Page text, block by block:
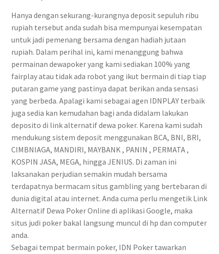
Hanya dengan sekurang-kurangnya deposit sepuluh ribu
rupiah tersebut anda sudah bisa mempunyai kesempatan
untuk jadi pemenang bersama dengan hadiah jutaan
rupiah. Dalam perihal ini, kami menanggung bahwa
permainan dewapoker yang kami sediakan 100% yang
fairplay atau tidak ada robot yang ikut bermain di tiap tiap
putaran game yang pastinya dapat berikan anda sensasi
yang berbeda. Apalagi kami sebagai agen IDNPLAY terbaik
juga sedia kan kemudahan bagi anda didalam lakukan
deposito di link alternatif dewa poker. Karena kami sudah
mendukung sistem deposit menggunakan BCA, BNI, BRI,
CIMBNIAGA, MANDIRI, MAYBANK , PANIN , PERMATA ,
KOSPIN JASA, MEGA, hingga JENIUS. Di zaman ini
laksanakan perjudian semakin mudah bersama
terdapatnya bermacam situs gambling yang bertebaran di
dunia digital atau internet. Anda cuma perlu mengetik Link
Alternatif Dewa Poker Online di aplikasi Google, maka
situs judi poker bakal langsung muncul di hp dan computer
anda.
Sebagai tempat bermain poker, IDN Poker tawarkan